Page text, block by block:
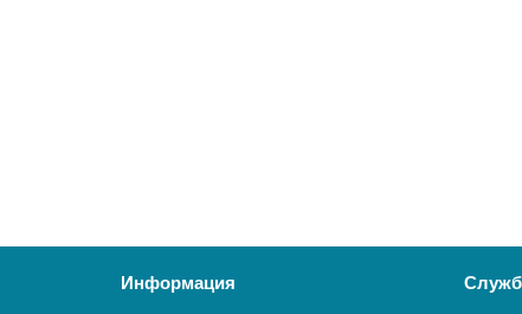
Информация